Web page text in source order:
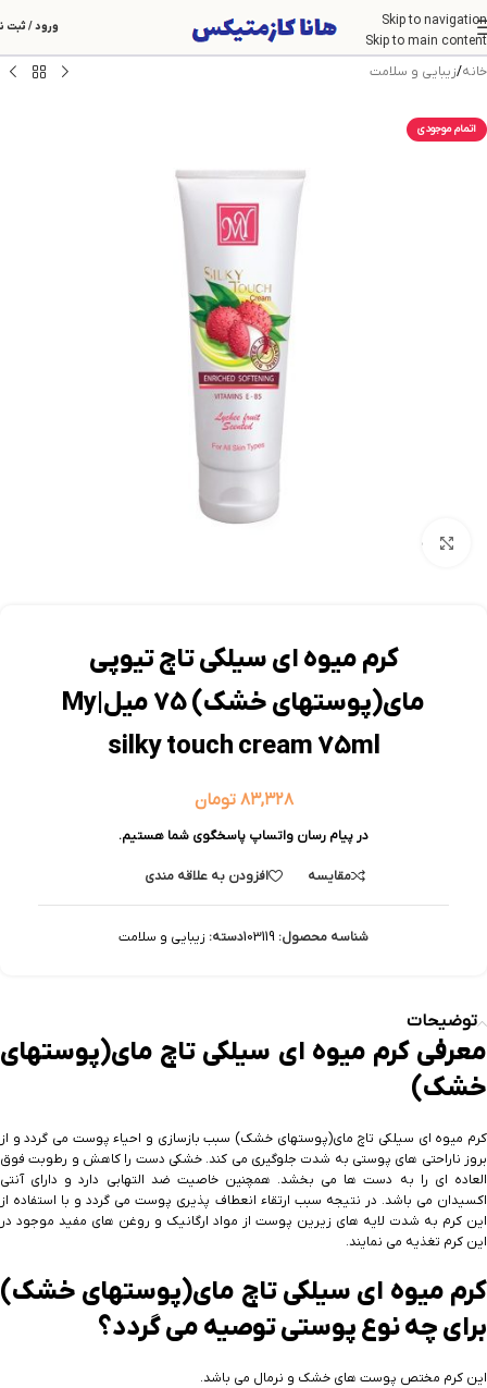
Skip to navigation
Skip to main content
ورود / ثبت
خانه/زیبایی و سلامت
اتمام موجودی
بزرگنمایی تصویر
کرم میوه ای سیلکی تاچ تیوپی
مای(پوستهای خشک) 75 میل|My
silky touch cream 75ml
۸۳,۳۲۸ تومان
در پیام رسان واتساپ پاسخگوی شما هستیم.
مقایسه افزودن به علاقه مندی
شناسه محصول: 103119دسته: زیبایی و سلامت
توضیحات
معرفی کرم میوه ای سیلکی تاچ مای(پوستهای
خشک)
کرم میوه ای سیلکی تاچ مای(پوستهای خشک) سبب بازسازی و احیاء پوست می گردد و از
بروز ناراحتی های پوستی به شدت جلوگیری می کند. خشکی دست را کاهش و رطوبت فوق
العاده ای را به دست ها می بخشد. همچنین خاصیت ضد التهابی دارد و دارای آنتی
اکسیدان می باشد. در نتیجه سبب ارتقاء انعطاف پذیری پوست می گردد و با استفاده از
این کرم به شدت لایه های زیرین پوست از مواد ارگانیک و روغن های مفید موجود در
این کرم تغذیه می نمایند.
کرم میوه ای سیلکی تاچ مای(پوستهای خشک)
برای چه نوع پوستی توصیه می گردد؟
این کرم مختص پوست های خشک و نرمال می باشد.